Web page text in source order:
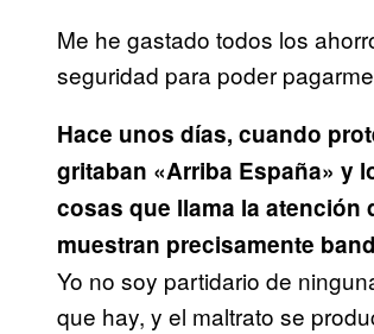
Me he gastado todos los
seguridad para poder
Hace unos días, cuando
gritaban «Arriba España» y
cosas que llama la atención
muestran precisamente
Yo no soy partidario de
que hay, y el maltrato se